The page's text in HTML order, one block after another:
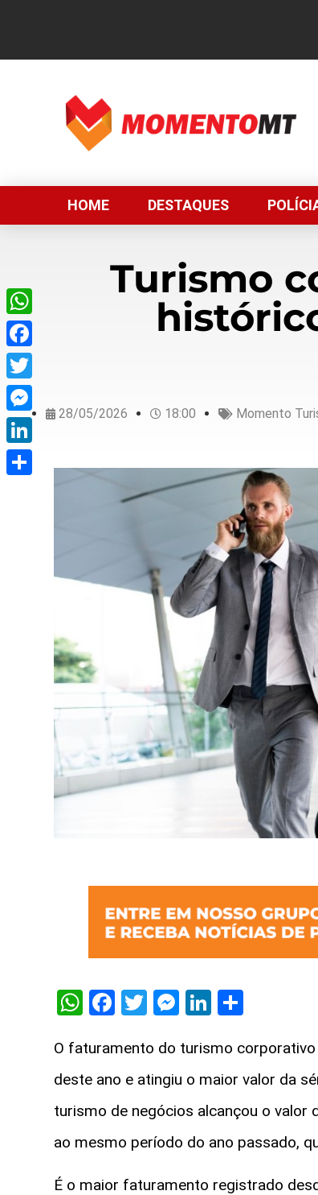
HOME DESTAQUES
Turismo
28/05/2026 18:00 Momento
WhatsApp
Facebook
Twitter
Messenger
LinkedIn
O faturamento do turismo
deste ano e atingiu o maior valor da
turismo de negócios alcançou o valor
ao mesmo período do ano passado,
É o maior faturamento registrado
WhatsApp
Facebook
Twitter
Messenger
LinkedIn